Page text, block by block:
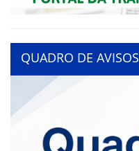
QUADRO DE AVISOS